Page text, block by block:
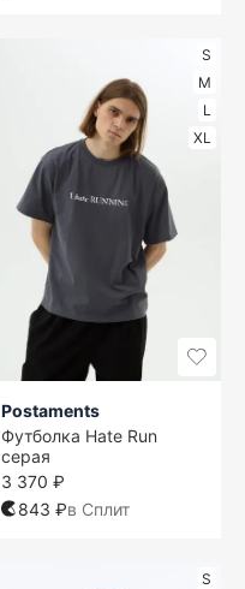
S
M
L
XL
Postaments
Футболка Hate Run
серая
3 370 ₽
843 ₽в Сплит
S